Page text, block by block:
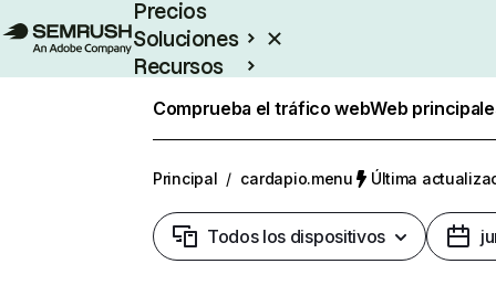
Precios
Soluciones
Recursos
Comprueba el tráfico webWeb
Principal / cardapio.menu Última
Todos los dispositivos